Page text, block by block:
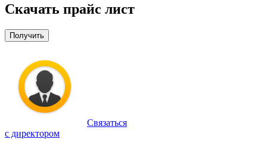
Скачать прайс лист
Получить
Связаться
с директором